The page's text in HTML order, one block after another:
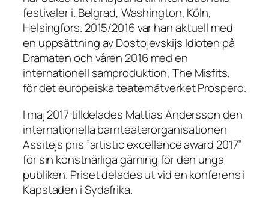
festivaler i. Belgrad, Washington, Köln,
Helsingfors. 2015/2016 var han aktuell med
en uppsättning av Dostojevskijs Idioten på
Dramaten och våren 2016 med en
internationell samproduktion, The Misfits,
för det europeiska teaternätverket Prospero.
I maj 2017 tilldelades Mattias Andersson den
internationella barnteaterorganisationen
Assitejs pris ”artistic excellence award 2017”
för sin konstnärliga gärning för den unga
publiken. Priset delades ut vid en konferens i
Kapstaden i Sydafrika.